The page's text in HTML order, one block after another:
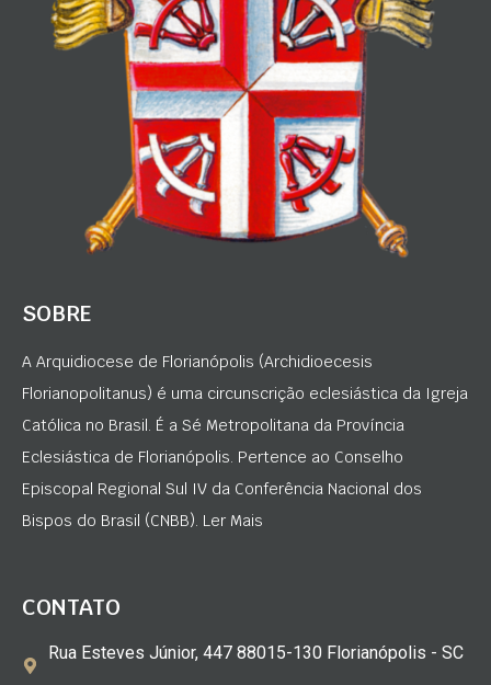
SOBRE
A Arquidiocese de Florianópolis (Archidioecesis
Florianopolitanus) é uma circunscrição eclesiástica da Igreja
Católica no Brasil. É a Sé Metropolitana da Província
Eclesiástica de Florianópolis. Pertence ao Conselho
Episcopal Regional Sul IV da Conferência Nacional dos
Bispos do Brasil (CNBB). Ler Mais
CONTATO
Rua Esteves Júnior, 447 88015-130 Florianópolis - SC